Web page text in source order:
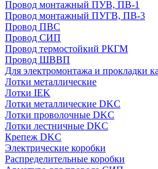
Провод монтажный ПУВ, ПВ-1
Провод монтажный ПУГВ, ПВ-3
Провод ПВС
Провод СИП
Провод термостойкий РКГМ
Провод ШВВП
Для электромонтажа и прокладки
Лотки металлические
Лотки IEK
Лотки металлические DKC
Лотки проволочные DKC
Лотки лестничные DKC
Крепеж DKC
Электрические коробки
Распределительные коробки